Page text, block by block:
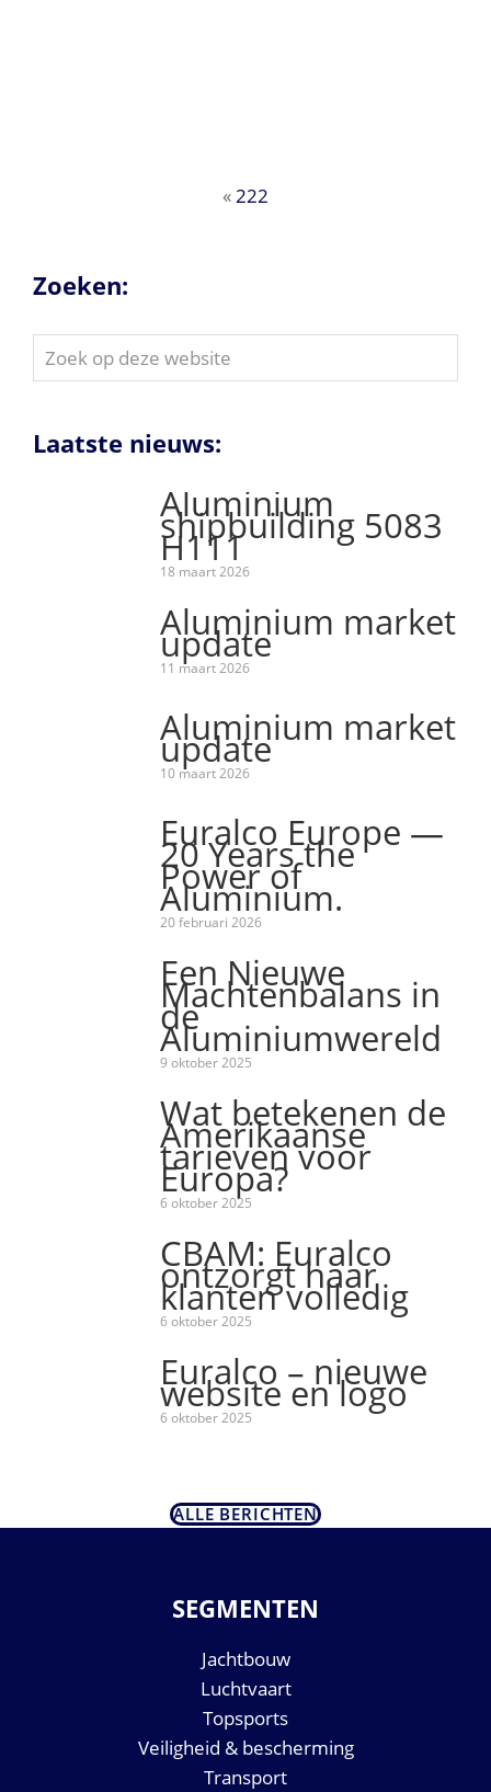
«222
Zoeken:
Zoek
op
website
Laatste nieuws:
Aluminium
shipbuilding 5083
H111
18 maart 2026
Aluminium market
update
11 maart 2026
Aluminium market
update
10 maart 2026
Euralco Europe —
20 Years the
Power of
Aluminium.
20 februari 2026
Een Nieuwe
Machtenbalans in
de
Aluminiumwereld
9 oktober 2025
Wat betekenen de
Amerikaanse
tarieven voor
Europa?
6 oktober 2025
CBAM: Euralco
ontzorgt haar
klanten volledig
6 oktober 2025
Euralco – nieuwe
website en logo
6 oktober 2025
ALLE BERICHTEN
SEGMENTEN
Jachtbouw
Luchtvaart
Topsports
Veiligheid & bescherming
Transport